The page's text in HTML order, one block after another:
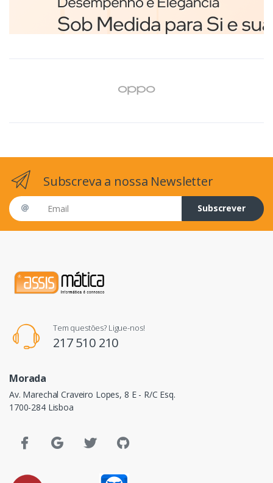
Subscreva a nossa Newsletter
Email address
Subscrever
Tem questões? Ligue-nos!
217 510 210
Morada
Av. Marechal Craveiro Lopes, 8 E - R/C Esq.
1700-284 Lisboa